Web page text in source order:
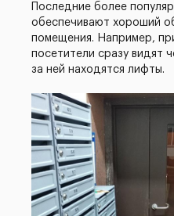
Последние более
обеспечивают хороший
помещения. Например,
посетители сразу видят
за ней находятся лифты.